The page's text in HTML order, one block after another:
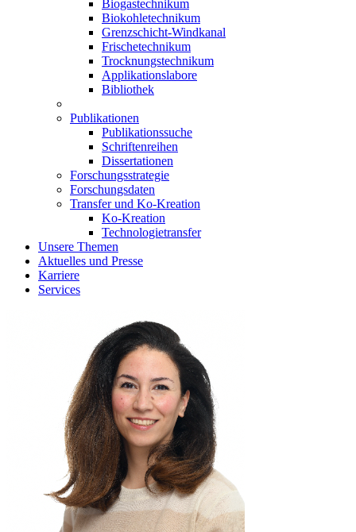
Biogastechnikum
Biokohletechnikum
Grenzschicht-Windkanal
Frischetechnikum
Trocknungstechnikum
Applikationslabore
Bibliothek
Publikationen
Publikationssuche
Schriftenreihen
Dissertationen
Forschungsstrategie
Forschungsdaten
Transfer und Ko-Kreation
Ko-Kreation
Technologietransfer
Unsere Themen
Aktuelles und Presse
Karriere
Services